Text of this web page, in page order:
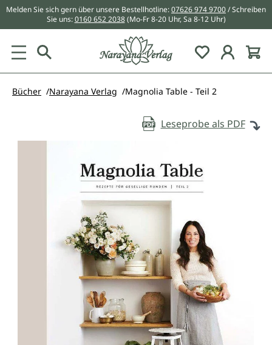
springen
Melden Sie sich gern über unsere Bestellhotline:07626 974 9700/ Schreiben
Sie uns:0160 652 2038 (Mo-Fr 8-20 Uhr, Sa 8-12 Uhr)
Du hast 0
Bücher Narayana Verlag Magnolia Table - Teil 2
Leseprobe als PDF